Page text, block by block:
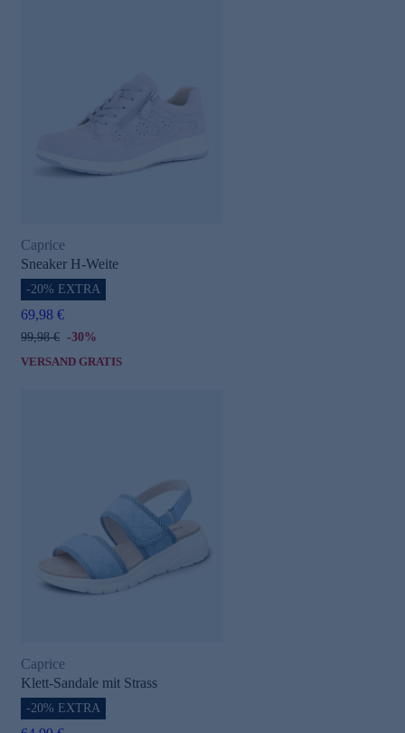
Caprice
Sneaker H-Weite
-20% EXTRA
69,98 €
99,98 € -30%
VERSAND GRATIS
Caprice
Klett-Sandale mit Strass
-20% EXTRA